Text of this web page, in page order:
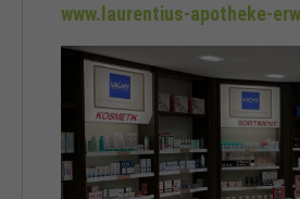
www.laurentius-apotheke-